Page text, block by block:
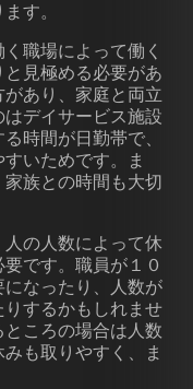
す。
職場によって働く
見極める必要があ
あり、家庭と両立
デイサービス施設
時間が日勤帯で、
いためです。ま
族との時間も大切
の人数によって休
です。職員が１０
になったり、人数が
するかもしれませ
ころの場合は人数
も取りやすく、ま